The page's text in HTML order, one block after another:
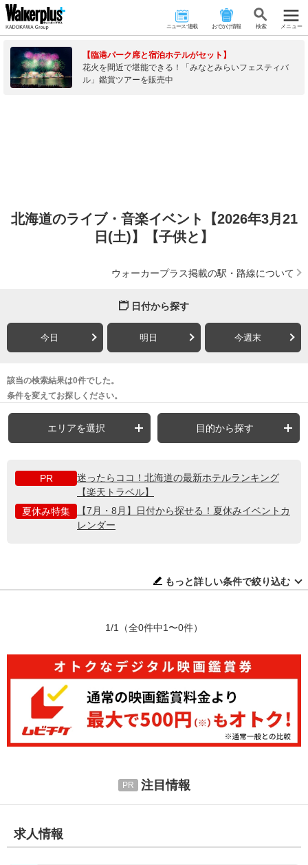
ニュース･連載 おでかけ情報 検 索 メニュー
【臨港パーク席と宿泊ホテルがセット】
花火を間近で堪能できる！「みなとみらいフェスティバ
ル」鑑賞ツアーを販売中
北海道のライブ・音楽イベント【2026年3月21
日(土)】【子供と】
ウォーカープラス掲載の駅・路線について
日付から探す
今日 明日 今週末
該当の検索結果は0件でした。
条件を変えてお探しください。
エリアを選択 目的から探す
PR
迷ったらココ！北海道の最新ホテルランキング
【楽天トラベル】
夏休み特集
【7月・8月】日付から探せる！夏休みイベントカ
レンダー
もっと詳しい条件で絞り込む
1/1 （全0件中1〜0件）
注目情報
求人情報